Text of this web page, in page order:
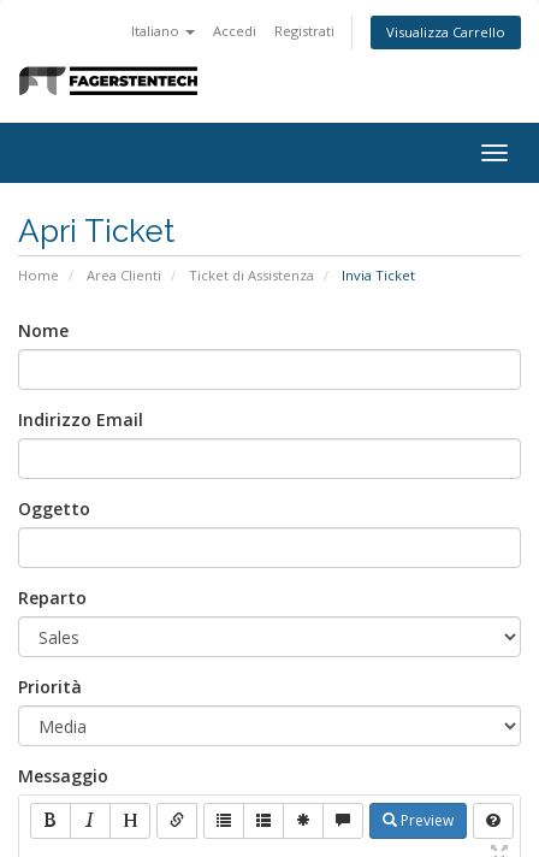
Italiano Accedi Registrati Visualizza Carrello
Apri Ticket
Home Area Clienti Ticket di Assistenza Invia Ticket
Nome
Indirizzo Email
Oggetto
Reparto
Priorità
Messaggio
Preview